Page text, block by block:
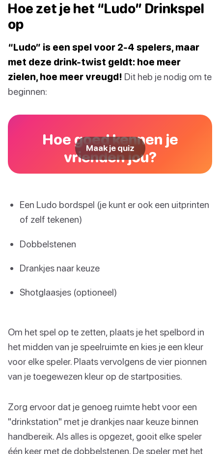
Hoe zet je het “Ludo” Drinkspel
op
“Ludo” is een spel voor 2-4 spelers, maar
met deze drink-twist geldt: hoe meer
zielen, hoe meer vreugd! Dit heb je nodig om te
beginnen:
Hoe goed kennen je
vrienden jou?
Maak je quiz
Een Ludo bordspel (je kunt er ook een uitprinten
of zelf tekenen)
Dobbelstenen
Drankjes naar keuze
Shotglaasjes (optioneel)
Om het spel op te zetten, plaats je het spelbord in
het midden van je speelruimte en kies je een kleur
voor elke speler. Plaats vervolgens de vier pionnen
van je toegewezen kleur op de startposities.
Zorg ervoor dat je genoeg ruimte hebt voor een
"drinkstation" met je drankjes naar keuze binnen
handbereik. Als alles is opgezet, gooit elke speler
één keer met de dobbelstenen. De speler met het